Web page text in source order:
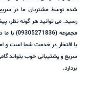
شده توسط مشتریان ما در
رسید. می توانید هر گونه نظر،
مجموعه
با افتخار در خدمت شما است و
سریع و پشتیبانی خوب بتواند
بردارد.